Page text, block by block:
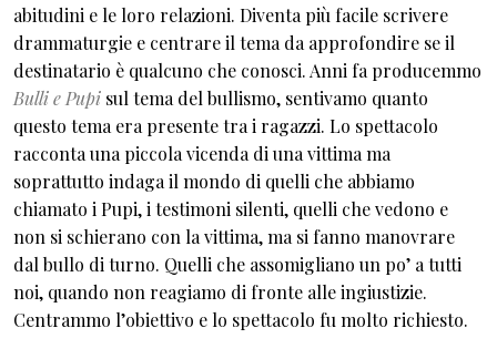
abitudini e le loro relazioni. Diventa più facile scrivere
drammaturgie e centrare il tema da approfondire se il
destinatario è qualcuno che conosci. Anni fa producemmo
Bulli e Pupi sul tema del bullismo, sentivamo quanto
questo tema era presente tra i ragazzi. Lo spettacolo
racconta una piccola vicenda di una vittima ma
soprattutto indaga il mondo di quelli che abbiamo
chiamato i Pupi, i testimoni silenti, quelli che vedono e
non si schierano con la vittima, ma si fanno manovrare
dal bullo di turno. Quelli che assomigliano un po’ a tutti
noi, quando non reagiamo di fronte alle ingiustizie.
Centrammo l’obiettivo e lo spettacolo fu molto richiesto.